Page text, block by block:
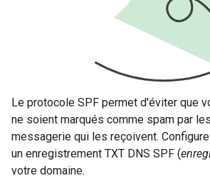
Le protocole SPF permet d'éviter que
ne soient marqués comme spam par
messagerie qui les reçoivent.
un enregistrement TXT DNS SPF (
votre domaine.